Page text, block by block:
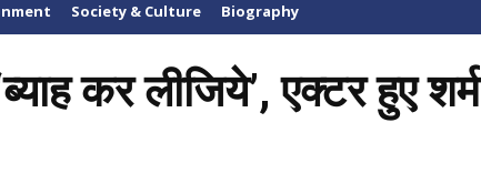
Society & Culture Biography
कर लीजिये’, एक्टर हुए शर्म